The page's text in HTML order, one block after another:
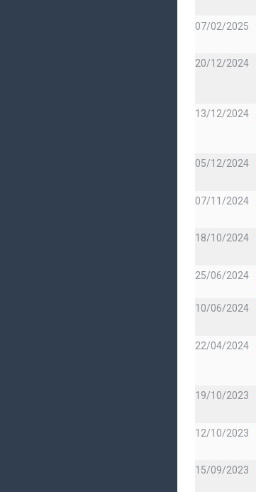
07/02/2025
20/12/2024
13/12/2024
05/12/2024
07/11/2024
18/10/2024
25/06/2024
10/06/2024
22/04/2024
19/10/2023
12/10/2023
15/09/2023